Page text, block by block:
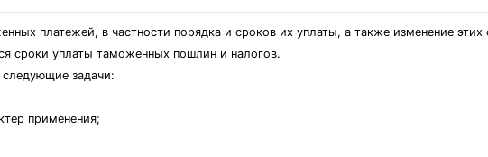
платежей, в частности порядка и сроков их уплаты, а также изменение этих
сроки уплаты таможенных пошлин и налогов.
задачи:
применения;